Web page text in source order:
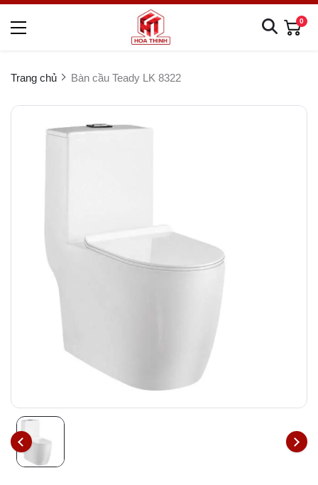
0
Trang chủ Bàn cầu Teady LK 8322